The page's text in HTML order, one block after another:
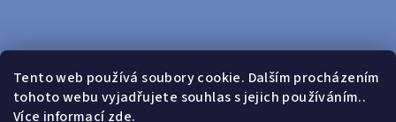
Tento web používá soubory cookie. Dalším procházením
tohoto webu vyjadřujete souhlas s jejich používáním..
Více informacízde.
Sledovat na Instagramu